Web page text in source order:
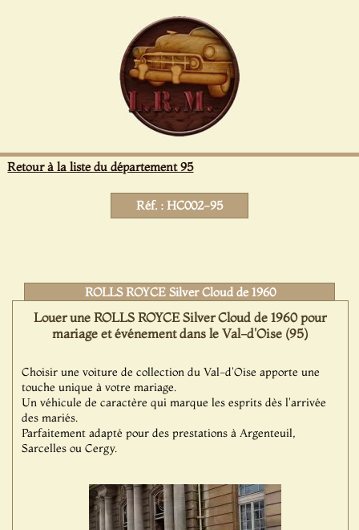
Retour à la liste du département 95
Réf. : HC002-95
ROLLS ROYCE Silver Cloud de 1960
Louer une ROLLS ROYCE Silver Cloud de 1960 pour
mariage et événement dans le Val-d'Oise (95)
Choisir une voiture de collection du Val-d'Oise apporte une
touche unique à votre mariage.
Un véhicule de caractère qui marque les esprits dès l'arrivée
des mariés.
Parfaitement adapté pour des prestations à Argenteuil,
Sarcelles ou Cergy.